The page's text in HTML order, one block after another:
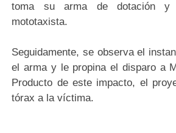
toma su arma de dotación y
mototaxista.
Seguidamente, se observa el
el arma y le propina el disparo a
Producto de este impacto, el
tórax a la víctima.